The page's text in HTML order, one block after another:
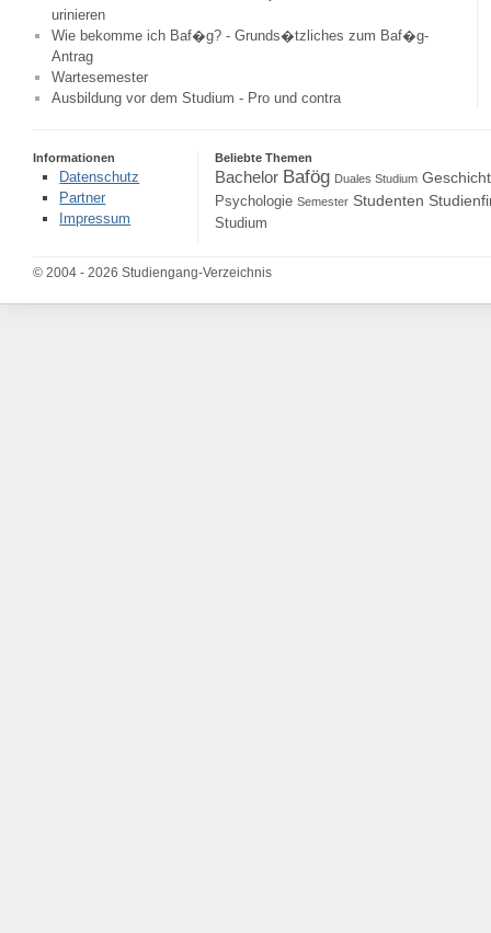
urinieren
Wie bekomme ich Baf�g? - Grunds�tzliches zum Baf�g-
Antrag
Wartesemester
Ausbildung vor dem Studium - Pro und contra
Informationen
Datenschutz
Partner
Impressum
Beliebte Themen
Bachelor Bafög Duales Studium
Psychologie Semester Studenten
Studium
© 2004 - 2026 Studiengang-Verzeichnis